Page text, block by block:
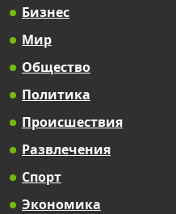
Бизнес
Мир
Общество
Политика
Происшествия
Развлечения
Спорт
Экономика